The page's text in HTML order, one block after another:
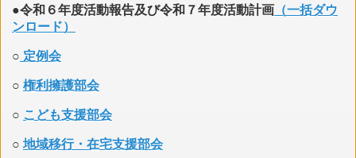
●令和６年度活動報告及び令和７年度活動計画 （一括ダウ
ンロード）
○ 定例会
○ 権利擁護部会
○ こども支援部会
○ 地域移行・在宅支援部会